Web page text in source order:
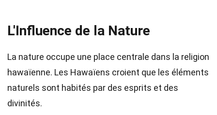
L'Influence de la Nature
La nature occupe une place centrale dans la religion
hawaïenne. Les Hawaïens croient que les éléments
naturels sont habités par des esprits et des
divinités.